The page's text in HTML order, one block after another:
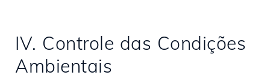
IV. Controle das Condições
Ambientais